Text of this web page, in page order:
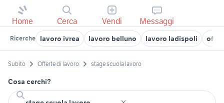
Home Cerca Vendi Messaggi
Ricerche lavoro ivrea lavoro belluno lavoro ladispoli
Subito Offerte di lavoro stage scuola lavoro
Cosa cerchi?